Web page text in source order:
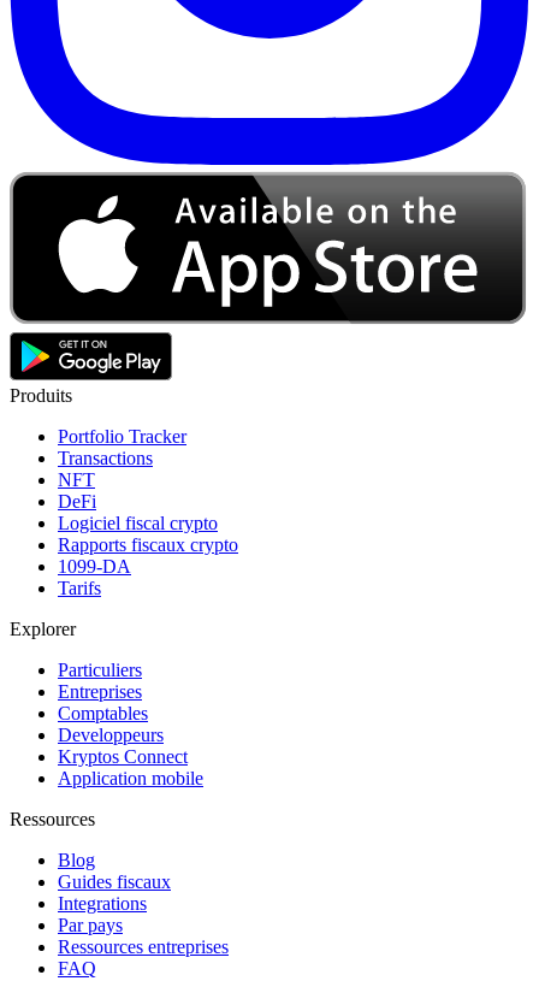
Produits
Portfolio Tracker
Transactions
NFT
DeFi
Logiciel fiscal crypto
Rapports fiscaux crypto
1099-DA
Tarifs
Explorer
Particuliers
Entreprises
Comptables
Developpeurs
Kryptos Connect
Application mobile
Ressources
Blog
Guides fiscaux
Integrations
Par pays
Ressources entreprises
FAQ